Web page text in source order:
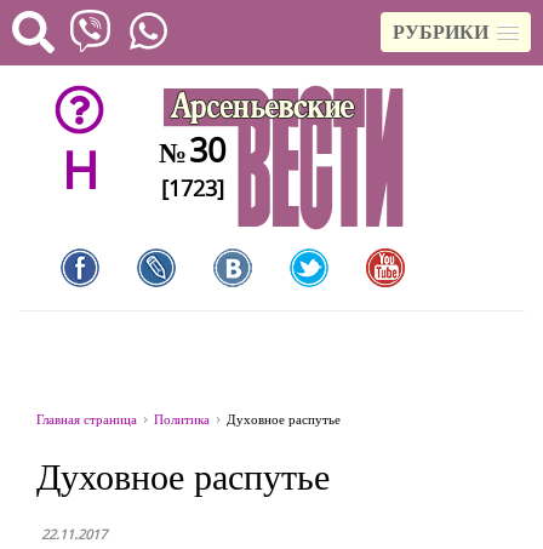
РУБРИКИ
H №30
[1723]
Главная страница Политика Духовное распутье
Духовное распутье
22.11.2017